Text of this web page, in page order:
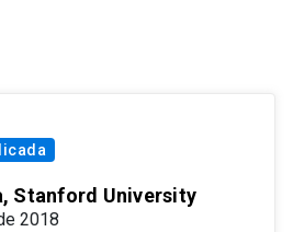
Stanford University
2018